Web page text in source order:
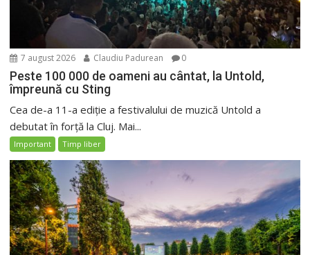
7 august 2026 Claudiu Padurean 0
Peste 100 000 de oameni au cântat, la Untold,
împreună cu Sting
Cea de-a 11-a ediție a festivalului de muzică Untold a
debutat în forță la Cluj. Mai...
Important Timp liber